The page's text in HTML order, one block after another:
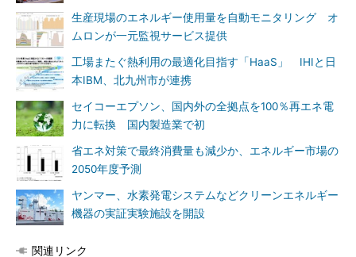
生産現場のエネルギー使用量を自動モニタリング オ
ムロンが一元監視サービス提供
工場またぐ熱利用の最適化目指す「HaaS」 IHIと日
本IBM、北九州市が連携
セイコーエプソン、国内外の全拠点を100％再エネ電
力に転換 国内製造業で初
省エネ対策で最終消費量も減少か、エネルギー市場の
2050年度予測
ヤンマー、水素発電システムなどクリーンエネルギー
機器の実証実験施設を開設
関連リンク